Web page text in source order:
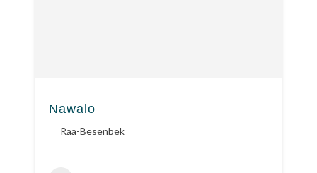
Nawalo
Raa-Besenbek